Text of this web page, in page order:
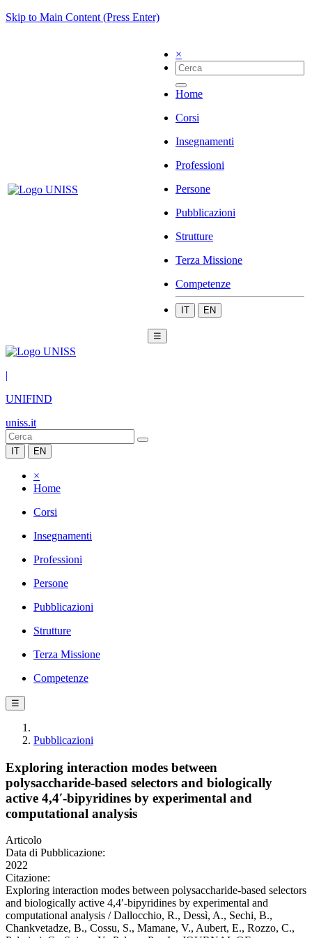
Skip to Main Content (Press Enter)
×
Home
Corsi
Insegnamenti
Professioni
Persone
Pubblicazioni
Strutture
Terza Missione
Competenze
IT EN
☰
|
UNIFIND
uniss.it
IT EN
×
Home
Corsi
Insegnamenti
Professioni
Persone
Pubblicazioni
Strutture
Terza Missione
Competenze
☰
Pubblicazioni
Exploring interaction modes between
polysaccharide-based selectors and biologically
active 4,4′-bipyridines by experimental and
computational analysis
Articolo
Data di Pubblicazione:
2022
Citazione:
Exploring interaction modes between polysaccharide-based selectors
and biologically active 4,4′-bipyridines by experimental and
computational analysis / Dallocchio, R., Dessì, A., Sechi, B.,
Chankvetadze, B., Cossu, S., Mamane, V., Aubert, E., Rozzo, C.,